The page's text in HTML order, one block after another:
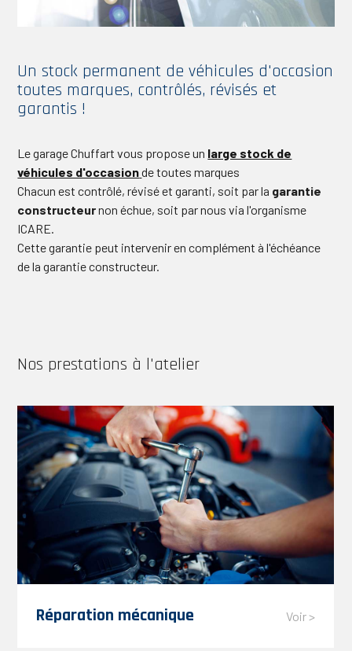
un stock permanent de véhicules d'occasion
toutes marques, contrôlés, révisés et
garantis !
Le garage Chuffart vous propose un large stock de
véhicules d'occasionde toutes marques
Chacun est contrôlé, révisé et garanti, soit par la garantie
constructeurnon échue, soit par nous via l'organisme
ICARE.
Cette garantie peut intervenir en complément à l'échéance
de la garantie constructeur.
Nos prestations à l'atelier
Réparation mécanique Voir >